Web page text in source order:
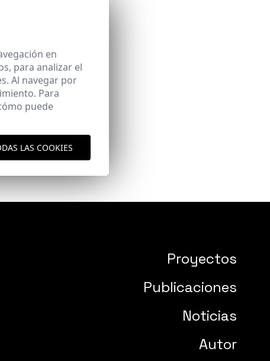
Proyectos
Publicaciones
Noticias
Autor
en
para analizar el
Al navegar por
Para
puede
LAS COOKIES